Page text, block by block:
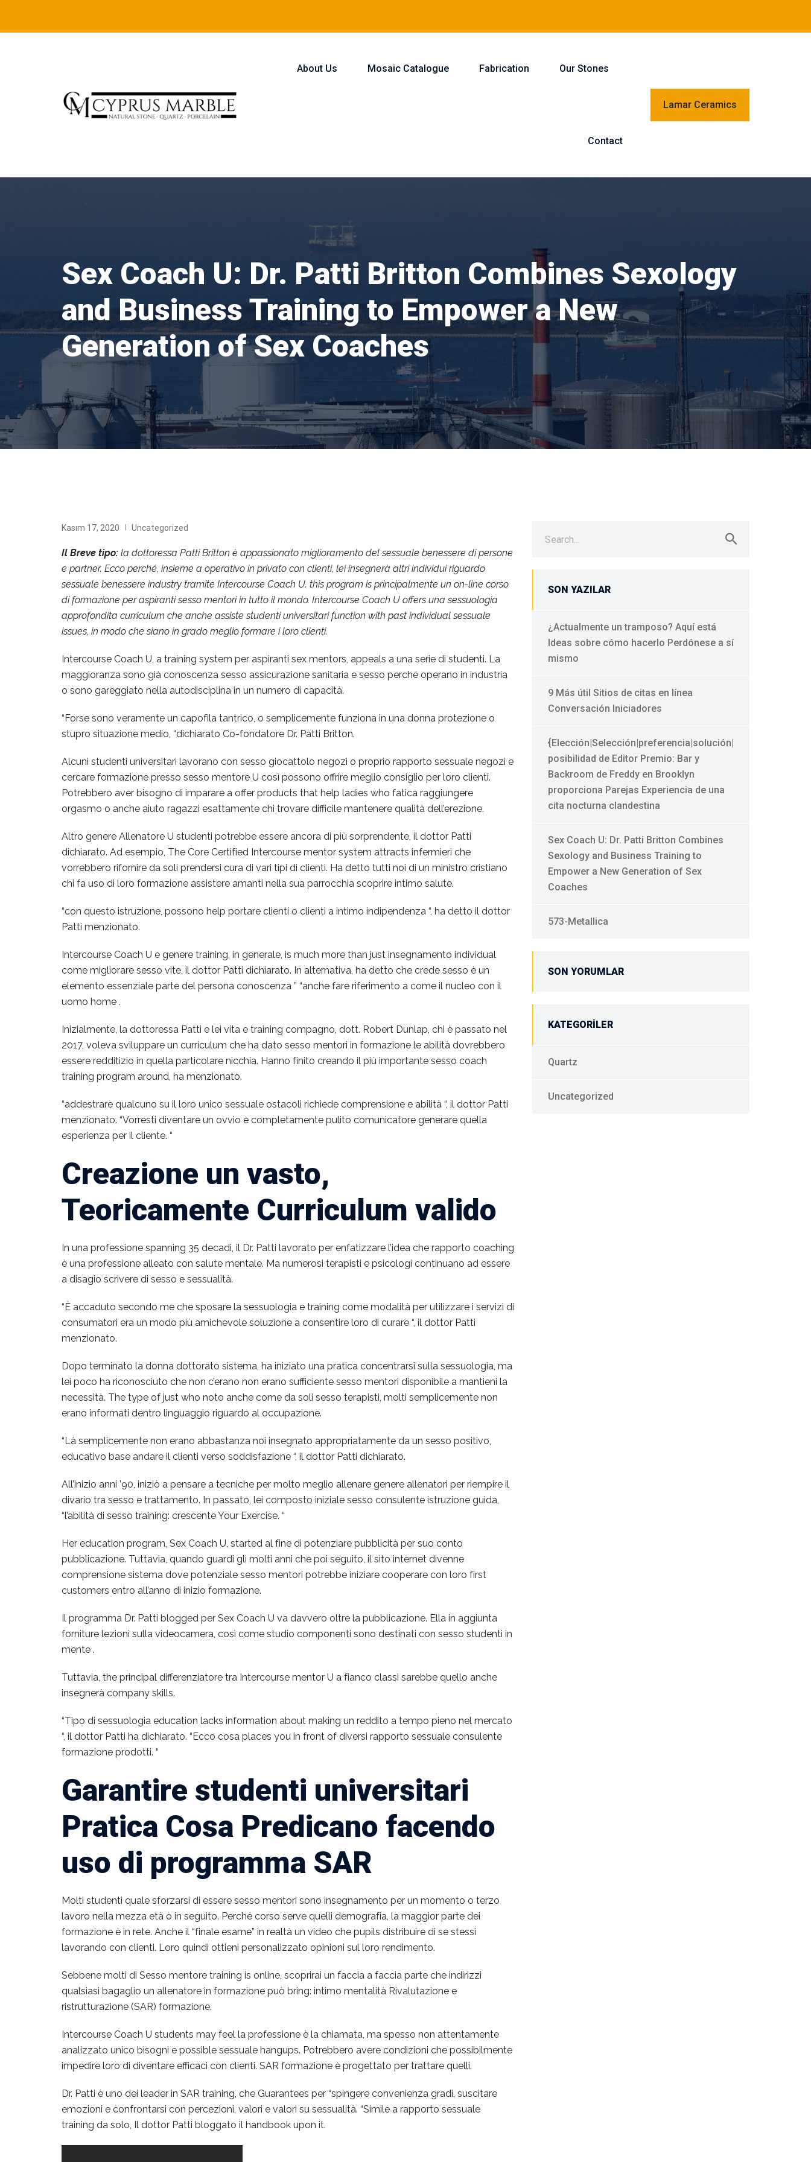
About Us Mosaic Catalogue Fabrication Our Stones
Contact
Lamar Ceramics
Sex Coach U: Dr. Patti Britton Combines Sexology
and Business Training to Empower a New
Generation of Sex Coaches
Kasım 17, 2020 Uncategorized
Il Breve tipo: la dottoressa Patti Britton è appassionato miglioramento del sessuale benessere di persone
e partner. Ecco perché, insieme a operativo in privato con clienti, lei insegnerà altri individui riguardo
sessuale benessere industry tramite Intercourse Coach U. this program is principalmente un on-line corso
di formazione per aspiranti sesso mentori in tutto il mondo. Intercourse Coach U offers una sessuologia
approfondita curriculum che anche assiste studenti universitari function with past individual sessuale
issues, in modo che siano in grado meglio formare i loro clienti.
Intercourse Coach U, a training system per aspiranti sex mentors, appeals a una serie di studenti. La
maggioranza sono già conoscenza sesso assicurazione sanitaria e sesso perché operano in industria
o sono gareggiato nella autodisciplina in un numero di capacità.
“Forse sono veramente un capofila tantrico, o semplicemente funziona in una donna protezione o
stupro situazione medio, “dichiarato Co-fondatore Dr. Patti Britton.
Alcuni studenti universitari lavorano con sesso giocattolo negozi o proprio rapporto sessuale negozi e
cercare formazione presso sesso mentore U così possono offrire meglio consiglio per loro clienti.
Potrebbero aver bisogno di imparare a offer products that help ladies who fatica raggiungere
orgasmo o anche aiuto ragazzi esattamente chi trovare difficile mantenere qualità dell’erezione.
Altro genere Allenatore U studenti potrebbe essere ancora di più sorprendente, il dottor Patti
dichiarato. Ad esempio, The Core Certified Intercourse mentor system attracts infermieri che
vorrebbero rifornire da soli prendersi cura di vari tipi di clienti. Ha detto tutti noi di un ministro cristiano
chi fa uso di loro formazione assistere amanti nella sua parrocchia scoprire intimo salute.
“con questo istruzione, possono help portare clienti o clienti a intimo indipendenza “, ha detto il dottor
Patti menzionato.
Intercourse Coach U e genere training, in generale, is much more than just insegnamento individual
come migliorare sesso vite, il dottor Patti dichiarato. In alternativa, ha detto che crede sesso è un
elemento essenziale parte del persona conoscenza ” “anche fare riferimento a come il nucleo con il
uomo home .
Inizialmente, la dottoressa Patti e lei vita e training compagno, dott. Robert Dunlap, chi è passato nel
2017, voleva sviluppare un curriculum che ha dato sesso mentori in formazione le abilità dovrebbero
essere redditizio in quella particolare nicchia. Hanno finito creando il più importante sesso coach
training program around, ha menzionato.
“addestrare qualcuno su il loro unico sessuale ostacoli richiede comprensione e abilità “, il dottor Patti
menzionato. “Vorresti diventare un ovvio e completamente pulito comunicatore generare quella
esperienza per il cliente. “
Creazione un vasto,
Teoricamente Curriculum valido
In una professione spanning 35 decadi, il Dr. Patti lavorato per enfatizzare l’idea che rapporto coaching
è una professione alleato con salute mentale. Ma numerosi terapisti e psicologi continuano ad essere
a disagio scrivere di sesso e sessualità.
“È accaduto secondo me che sposare la sessuologia e training come modalità per utilizzare i servizi di
consumatori era un modo più amichevole soluzione a consentire loro di curare “, il dottor Patti
menzionato.
Dopo terminato la donna dottorato sistema, ha iniziato una pratica concentrarsi sulla sessuologia, ma
lei poco ha riconosciuto che non c’erano non erano sufficiente sesso mentori disponibile a mantieni la
necessità. The type of just who noto anche come da soli sesso terapisti, molti semplicemente non
erano informati dentro linguaggio riguardo al occupazione.
“Là semplicemente non erano abbastanza noi insegnato appropriatamente da un sesso positivo,
educativo base andare il clienti verso soddisfazione “, il dottor Patti dichiarato.
All’inizio anni ’90, iniziò a pensare a tecniche per molto meglio allenare genere allenatori per riempire il
divario tra sesso e trattamento. In passato, lei composto iniziale sesso consulente istruzione guida,
“l’abilità di sesso training: crescente Your Exercise. “
Her education program, Sex Coach U, started al fine di potenziare pubblicità per suo conto
pubblicazione. Tuttavia, quando guardi gli molti anni che poi seguito, il sito internet divenne
comprensione sistema dove potenziale sesso mentori potrebbe iniziare cooperare con loro first
customers entro all’anno di inizio formazione.
Il programma Dr. Patti blogged per Sex Coach U va davvero oltre la pubblicazione. Ella in aggiunta
forniture lezioni sulla videocamera, così come studio componenti sono destinati con sesso studenti in
mente .
Tuttavia, the principal differenziatore tra Intercourse mentor U a fianco classi sarebbe quello anche
insegnerà company skills.
“Tipo di sessuologia education lacks information about making un reddito a tempo pieno nel mercato
“, il dottor Patti ha dichiarato. “Ecco cosa places you in front of diversi rapporto sessuale consulente
formazione prodotti. “
Garantire studenti universitari
Pratica Cosa Predicano facendo
uso di programma SAR
Molti studenti quale sforzarsi di essere sesso mentori sono insegnamento per un momento o terzo
lavoro nella mezza età o in seguito. Perché corso serve quelli demografia, la maggior parte dei
formazione è in rete. Anche il “finale esame” in realtà un video che pupils distribuire di se stessi
lavorando con clienti. Loro quindi ottieni personalizzato opinioni sul loro rendimento.
Sebbene molti di Sesso mentore training is online, scoprirai un faccia a faccia parte che indirizzi
qualsiasi bagaglio un allenatore in formazione può bring: intimo mentalità Rivalutazione e
ristrutturazione (SAR) formazione.
Intercourse Coach U students may feel la professione è la chiamata, ma spesso non attentamente
analizzato unico bisogni e possible sessuale hangups. Potrebbero avere condizioni che possibilmente
impedire loro di diventare efficaci con clienti. SAR formazione è progettato per trattare quelli.
Dr. Patti è uno dei leader in SAR training, che Guarantees per “spingere convenienza gradi, suscitare
emozioni e confrontarsi con percezioni, valori e valori su sessualità. “Simile a rapporto sessuale
training da solo, Il dottor Patti bloggato il handbook upon it.
for:
SON YAZILAR
¿Actualmente un tramposo? Aquí está
Ideas sobre cómo hacerlo Perdónese a sí
mismo
9 Más útil Sitios de citas en línea
Conversación Iniciadores
{Elección|Selección|preferencia|solución|
posibilidad de Editor Premio: Bar y
Backroom de Freddy en Brooklyn
proporciona Parejas Experiencia de una
cita nocturna clandestina
Sex Coach U: Dr. Patti Britton Combines
Sexology and Business Training to
Empower a New Generation of Sex
Coaches
573-Metallica
SON YORUMLAR
KATEGORILER
Quartz
Uncategorized